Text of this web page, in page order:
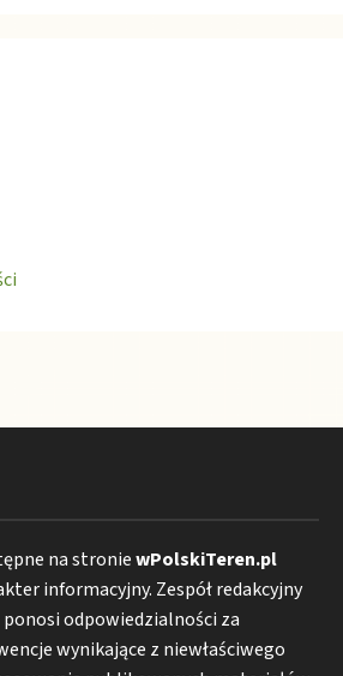
na stroniewPolskiTeren.pl
informacyjny. Zespół redakcyjny
ponosi odpowiedzialności za
wynikające z niewłaściwego